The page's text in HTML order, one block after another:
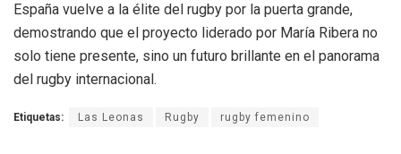
España vuelve a la élite del rugby por la puerta grande,
demostrando que el proyecto liderado por María Ribera no
solo tiene presente, sino un futuro brillante en el panorama
del rugby internacional.
Etiquetas: Las Leonas Rugby rugby femenino